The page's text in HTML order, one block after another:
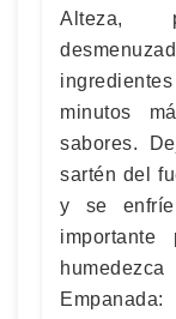
Alteza,
minutos
sabores.
sartén del
y se